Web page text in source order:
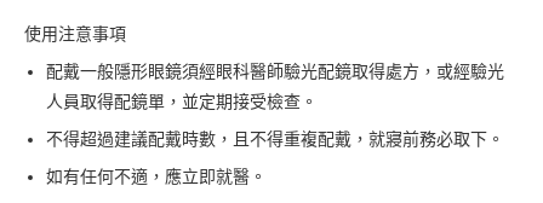
使用注意事項
配戴一般隱形眼鏡須經眼科醫師驗光配鏡取得處方，或經驗光
人員取得配鏡單，並定期接受檢查。
不得超過建議配戴時數，且不得重複配戴，就寢前務必取下。
如有任何不適，應立即就醫。